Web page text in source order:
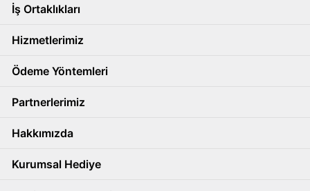
İş Ortaklıkları
Hizmetlerimiz
Ödeme Yöntemleri
Partnerlerimiz
Hakkımızda
Kurumsal Hediye